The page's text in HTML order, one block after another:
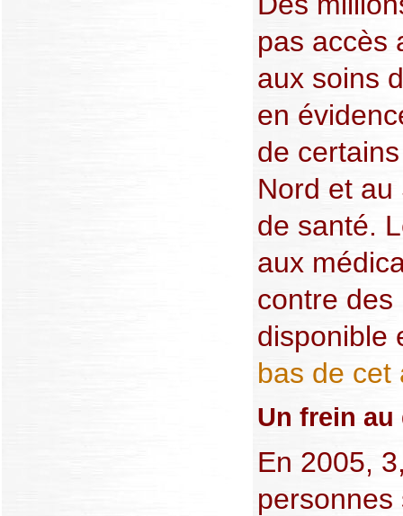
pas accès
aux soins
en
de
Nord et au
de santé.
aux
contre des
disponible
bas de cet
Un frein
En 2005,